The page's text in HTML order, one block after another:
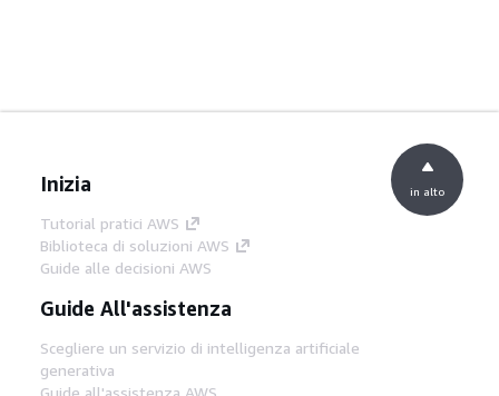
Inizia
Tutorial pratici AWS
Biblioteca di soluzioni AWS
Guide alle decisioni AWS
Guide All'assistenza
Scegliere un servizio di intelligenza artificiale
generativa
Guide all'assistenza AWS
in alto